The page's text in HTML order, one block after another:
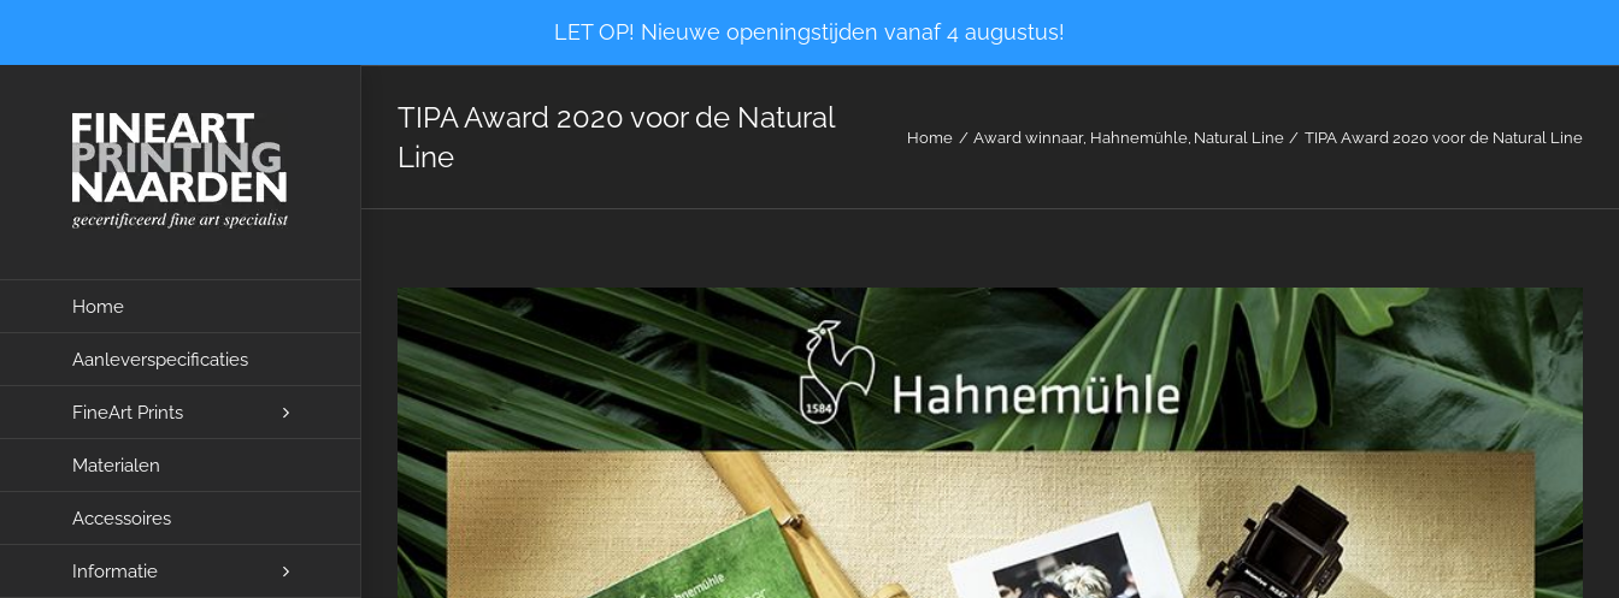
LET OP! Nieuwe openingstijden vanaf 4 augustus!
Home
Aanleverspecificaties
FineArt Prints
Materialen
Accessoires
Informatie
TIPA Award 2020 voor de Natural
Line
Home Award winnaar Hahnemühle Natural Line TIPA Award 2020 voor de Natural Line
Bekijk
grotere
afbeelding